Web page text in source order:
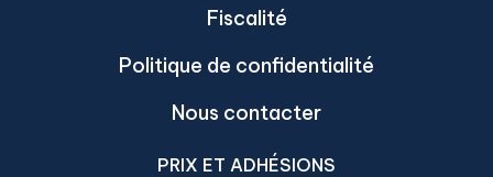
Fiscalité
Politique de confidentialité
Nous contacter
PRIX ET ADHÉSIONS